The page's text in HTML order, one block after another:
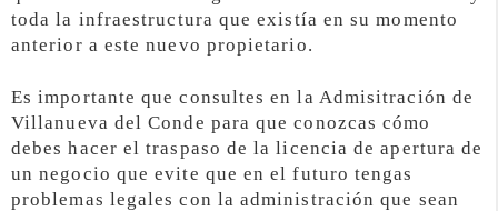
toda la infraestructura que existía en su momento
anterior a este nuevo propietario.
Es importante que consultes en la Admisitración de
Villanueva del Conde para que conozcas cómo
debes hacer el traspaso de la licencia de apertura de
un negocio que evite que en el futuro tengas
problemas legales con la administración que sean